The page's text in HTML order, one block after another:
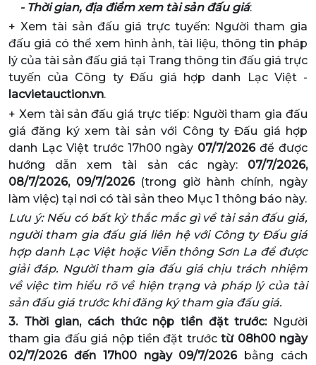
- Thời gian, địa điểm xem tài sản đấu giá:
+ Xem tài sản đấu giá trực tuyến: Người tham gia
đấu giá có thể xem hình ảnh, tài liệu, thông tin pháp
lý của tài sản đấu giá tại Trang thông tin đấu giá trực
tuyến của Công ty Đấu giá hợp danh Lạc Việt -
lacvietauction.vn.
+ Xem tài sản đấu giá trực tiếp: Người tham gia đấu
giá đăng ký xem tài sản với Công ty Đấu giá hợp
danh Lạc Việt trước 17h00 ngày 07/7/2026để được
hướng dẫn xem tài sản các ngày: 07/7/2026,
08/7/2026, 09/7/2026(trong giờ hành chính, ngày
làm việc) tại nơi có tài sản theo Mục 1 thông báo này.
Lưu ý: Nếu có bất kỳ thắc mắc gì về tài sản đấu giá,
người tham gia đấu giá liên hệ với Công ty Đấu giá
hợp danh Lạc Việt hoặc Viễn thông Sơn La để được
giải đáp. Người tham gia đấu giá chịu trách nhiệm
về việc tìm hiểu rõ về hiện trạng và pháp lý của tài
sản đấu giá trước khi đăng ký tham gia đấu giá.
3. Thời gian, cách thức nộp tiền đặt trước: Người
tham gia đấu giá nộp tiền đặt trướctừ 08h00 ngày
02/7/2026 đến 17h00 ngày 09/7/2026 bằng cách